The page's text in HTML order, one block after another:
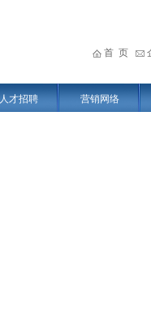
首 页
人才招聘 营销网络